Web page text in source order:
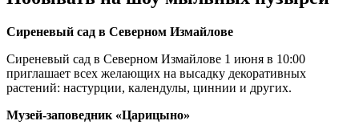
Сиреневый сад в Северном Измайлове
Сиреневый сад в Северном Измайлове 1 июня в 10:00
приглашает всех желающих на высадку декоративных
растений: настурции, календулы, циннии и других.
Музей-заповедник «Царицыно»